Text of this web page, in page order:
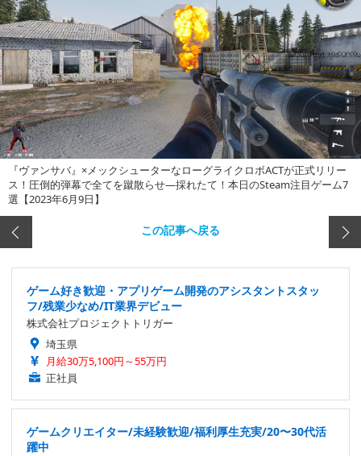
『ヴァンサバ』×メックシューターなローグライクロボACTが正式リリー
ス！圧倒的弾幕で全てを蹴散らせ―採れたて！本日のSteam注目ゲーム7
選【2023年6月9日】
この記事へ戻る
ゲーム好き歓迎・アプリゲーム開発のアシスタントスタッ
フ/残業少なめ/IT業界デビュー
株式会社プロジェクトトリガー
埼玉県
月給30万5,100円～55万円
正社員
ゲームクリエイター/未経験歓迎/福利厚生充実/20〜30代活
躍中